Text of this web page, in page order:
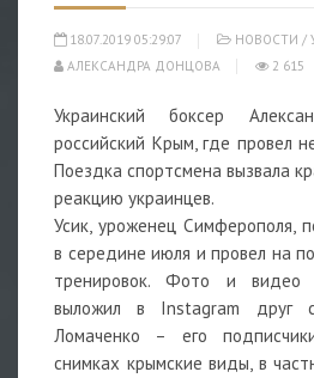
18.07.2019 05:29:07 НОВОСТИ /
АЛЕКСАНДРА ДОНЦОВА
2 615
Украинский боксер
российский Крым, где провел
Поездка спортсмена вызвала
реакцию украинцев.
Усик, уроженец Симферополя,
в середине июля и провел на
тренировок. Фото и видео
выложил в Instagram друг
Ломаченко – его
снимках крымские виды, в